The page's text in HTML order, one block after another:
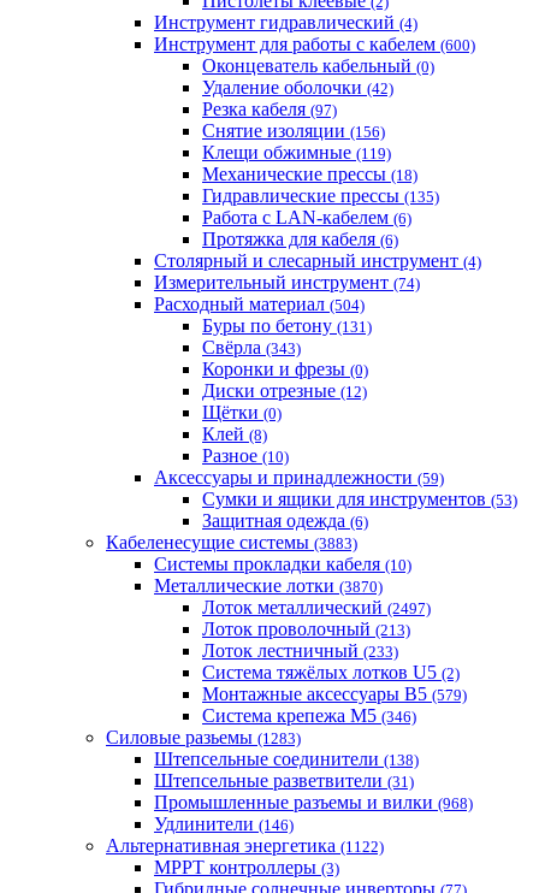
Инструмент гидравлический (4)
Инструмент для работы с кабелем (600)
Оконцеватель кабельный (0)
Удаление оболочки (42)
Резка кабеля (97)
Снятие изоляции (156)
Клещи обжимные (119)
Механические прессы (18)
Гидравлические прессы (135)
Работа с LAN-кабелем (6)
Протяжка для кабеля (6)
Столярный и слесарный инструмент (4)
Измерительный инструмент (74)
Расходный материал (504)
Буры по бетону (131)
Свёрла (343)
Коронки и фрезы (0)
Диски отрезные (12)
Щётки (0)
Клей (8)
Разное (10)
Аксессуары и принадлежности (59)
Cумки и ящики для инструментов (53)
Защитная одежда (6)
Кабеленесущие системы (3883)
Системы прокладки кабеля (10)
Металлические лотки (3870)
Лоток металлический (2497)
Лоток проволочный (213)
Лоток лестничный (233)
Система тяжёлых лотков U5 (2)
Монтажные аксессуары B5 (579)
Система крепежа M5 (346)
Силовые разьемы (1283)
Штепсельные соединители (138)
Штепсельные разветвители (31)
Промышленные разъемы и вилки (968)
Удлинители (146)
Альтернативная энергетика (1122)
MPPT контроллеры (3)